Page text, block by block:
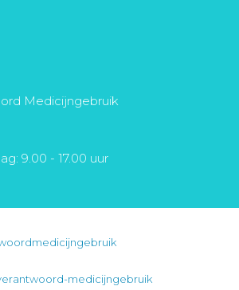
Medicijngebruik
9.00 - 17.00 uur
medicijngebruik